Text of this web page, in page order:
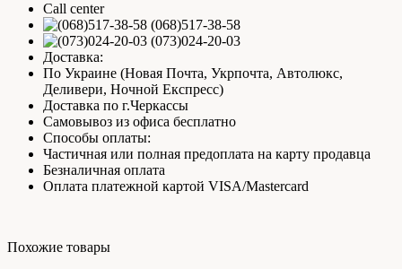
Call center
(068)517-38-58
(073)024-20-03
Доставка:
По Украине (Новая Почта, Укрпочта, Автолюкс,
Деливери, Ночной Експресс)
Доставка по г.Черкассы
Самовывоз из офиса бесплатно
Способы оплаты:
Частичная или полная предоплата на карту продавца
Безналичная оплата
Оплата платежной картой VISA/Mastercard
Похожие товары